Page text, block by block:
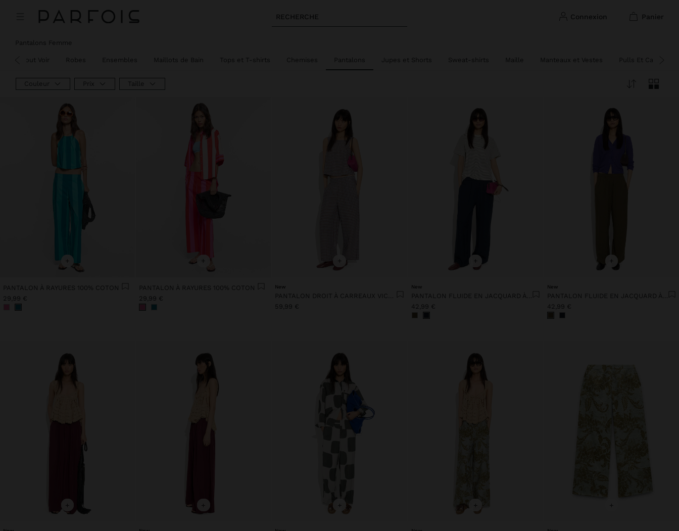
RECHERCHE connexion panier
Pantalons Femme
Tout Voir Robes Ensembles Maillots de Bain Tops et T-shirts Chemises Pantalons Jupes et Shorts Sweat-shirts Maille Manteaux et Vestes Pulls Et Cardigan
Couleur Prix Taille
+
PANTALON À RAYURES 100% COTON
29,99 €
+
PANTALON À RAYURES 100% COTON
29,99 €
+
New
PANTALON DROIT À CARREAUX VICHY 100 % EN LIN
59,99 €
+
New
PANTALON FLUIDE EN JACQUARD À TAILLE ÉLASTIQUE
42,99 €
+
New
PANTALON FLUIDE EN JACQUARD À TAILLE ÉLASTIQUE
42,99 €
+ + + + +